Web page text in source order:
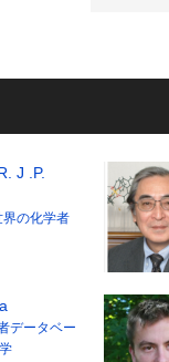
J .P.
界の化学者
データベー